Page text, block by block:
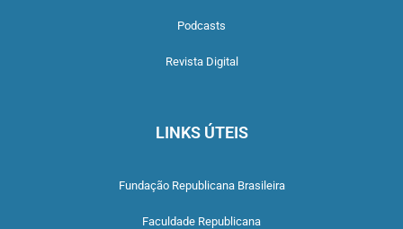
Podcasts
Revista Digital
LINKS ÚTEIS
Fundação Republicana Brasileira
Faculdade Republicana